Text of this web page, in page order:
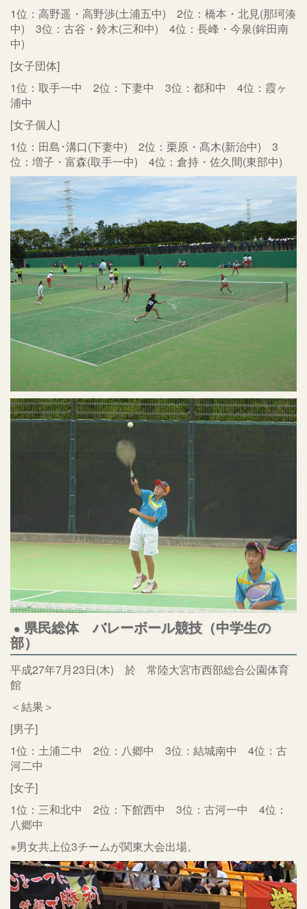
1位：高野遥・高野渉(土浦五中) 2位：橋本・北見(那珂湊
中) 3位：古谷・鈴木(三和中) 4位：長峰・今泉(鉾田南
中)
[女子団体]
1位：取手一中 2位：下妻中 3位：都和中 4位：霞ヶ
浦中
[女子個人]
1位：田島･溝口(下妻中) 2位：栗原・髙木(新治中) 3
位：増子・富森(取手一中) 4位：倉持・佐久間(東部中)
県民総体 バレーボール競技（中学生の
部）
平成27年7月23日(木) 於 常陸大宮市西部総合公園体育
館
＜結果＞
[男子]
1位：土浦二中 2位：八郷中 3位：結城南中 4位：古
河二中
[女子]
1位：三和北中 2位：下館西中 3位：古河一中 4位：
八郷中
※男女共上位3チームが関東大会出場。